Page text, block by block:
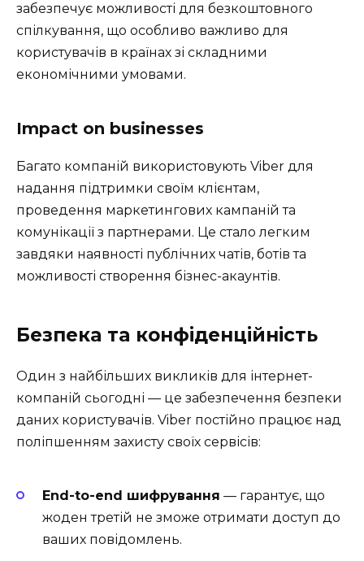
забезпечує можливості для безкоштовного
спілкування, що особливо важливо для
користувачів в країнах зі складними
економічними умовами.
Іmpact on businesses
Багато компаній використовують Viber для
надання підтримки своїм клієнтам,
проведення маркетингових кампаній та
комунікації з партнерами. Це стало легким
завдяки наявності публічних чатів, ботів та
можливості створення бізнес-акаунтів.
Безпека та конфіденційність
Один з найбільших викликів для інтернет-
компаній сьогодні — це забезпечення безпеки
даних користувачів. Viber постійно працює над
поліпшенням захисту своїх сервісів:
End-to-end шифрування — гарантує, що
жоден третій не зможе отримати доступ до
ваших повідомлень.